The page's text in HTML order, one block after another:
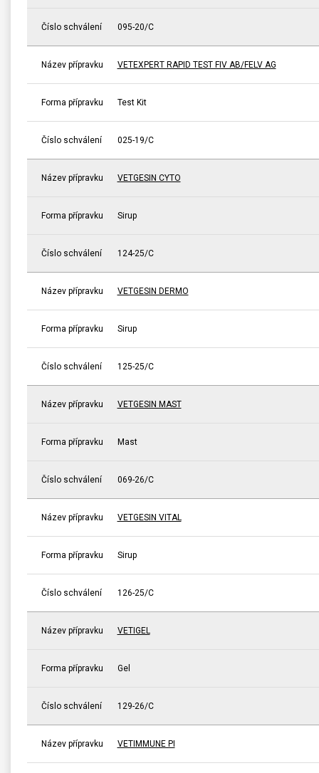
Číslo schválení 095-20/C
Název přípravku VETEXPERT RAPID TEST FIV AB/FELV AG
Forma přípravku Test Kit
Číslo schválení 025-19/C
Název přípravku VETGESIN CYTO
Forma přípravku Sirup
Číslo schválení 124-25/C
Název přípravku VETGESIN DERMO
Forma přípravku Sirup
Číslo schválení 125-25/C
Název přípravku VETGESIN MAST
Forma přípravku Mast
Číslo schválení 069-26/C
Název přípravku VETGESIN VITAL
Forma přípravku Sirup
Číslo schválení 126-25/C
Název přípravku VETIGEL
Forma přípravku Gel
Číslo schválení 129-26/C
Název přípravku VETIMMUNE PI